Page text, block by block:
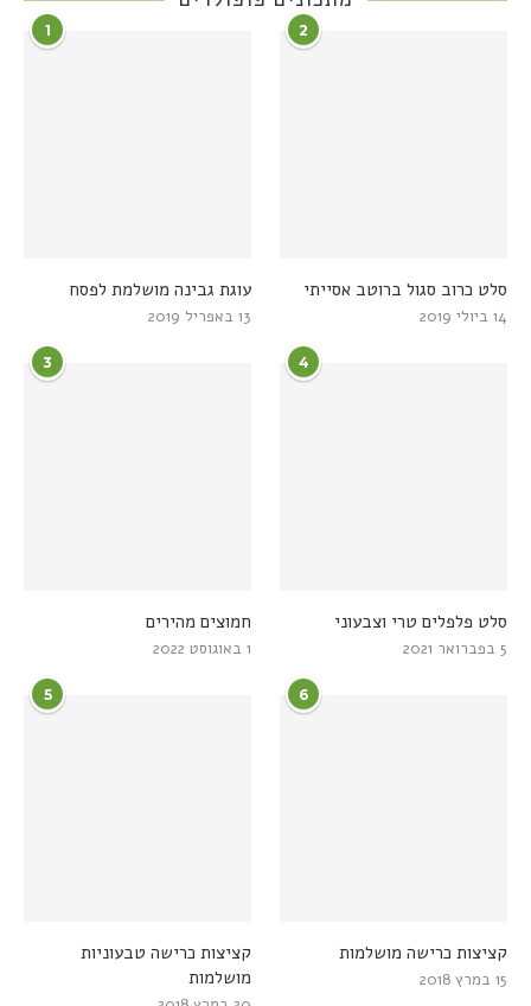
1
עוגת גבינה מושלמת לפסח
13 באפריל 2019
2
סלט כרוב סגול ברוטב אסייתי
14 ביולי 2019
3
חמוצים מהירים
1 באוגוסט 2022
4
סלט פלפלים טרי וצבעוני
5 בפברואר 2021
5
קציצות כרישה טבעוניות
מושלמות
6
קציצות כרישה מושלמות
15 במרץ 2018